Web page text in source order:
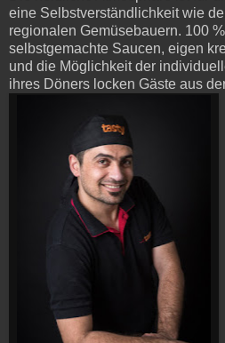
eine Selbstverständlichkeit wie
regionalen Gemüsebauern. 100
selbstgemachte Saucen, eigen
und die Möglichkeit der
ihres Döners locken Gäste aus